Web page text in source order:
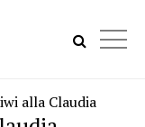
alla Claudia